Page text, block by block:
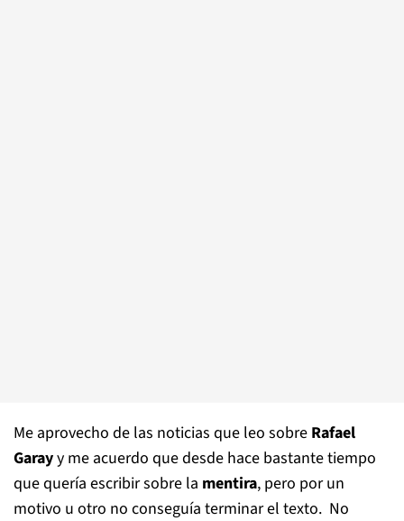
Me aprovecho de las noticias que leo sobre Rafael
Garayy me acuerdo que desde hace bastante tiempo
que quería escribir sobre la mentira, pero por un
motivo u otro no conseguía terminar el texto. No